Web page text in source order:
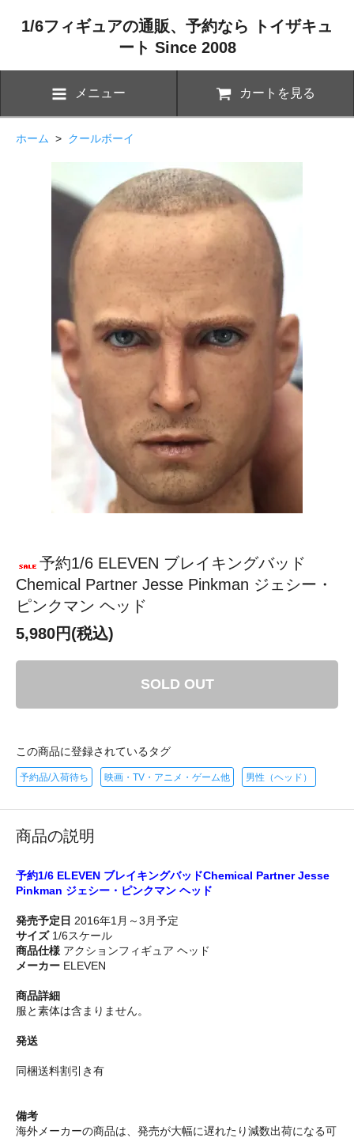
1/6フィギュアの通販、予約なら トイザキュ
ート Since 2008
メニュー カートを見る
ホーム > クールボーイ
予約1/6 ELEVEN ブレイキングバッド
Chemical Partner Jesse Pinkman ジェシー・
ピンクマン ヘッド
5,980円(税込)
SOLD OUT
この商品に登録されているタグ
予約品/入荷待ち 映画・TV・アニメ・ゲーム他 男性（ヘッド）
商品の説明
予約1/6 ELEVEN ブレイキングバッドChemical Partner Jesse
Pinkman ジェシー・ピンクマン ヘッド
発売予定日 2016年1月～3月予定
サイズ1/6スケール
商品仕様 アクションフィギュア ヘッド
メーカー ELEVEN
商品詳細
服と素体は含まりません。
発送
同梱送料割引き有
備考
海外メーカーの商品は、発売が大幅に遅れたり減数出荷になる可